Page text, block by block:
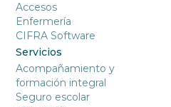
Accesos
Enfermería
CIFRA Software
Servicios
Acompañamiento y
formación integral
Seguro escolar